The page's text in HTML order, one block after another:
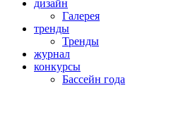
дизайн
Галерея
тренды
Тренды
журнал
конкурсы
Бассейн года